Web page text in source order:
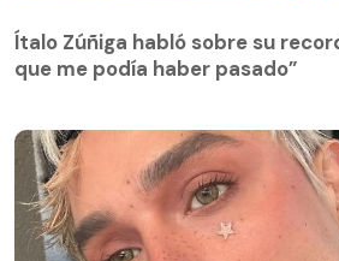
Ítalo Zúñiga habló sobre su
que me podía haber pasado”